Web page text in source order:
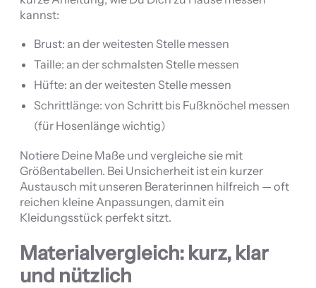
kannst:
Brust: an der weitesten Stelle messen
Taille: an der schmalsten Stelle messen
Hüfte: an der weitesten Stelle messen
Schrittlänge: von Schritt bis Fußknöchel messen
(für Hosenlänge wichtig)
Notiere Deine Maße und vergleiche sie mit
Größentabellen. Bei Unsicherheit ist ein kurzer
Austausch mit unseren Beraterinnen hilfreich — oft
reichen kleine Anpassungen, damit ein
Kleidungsstück perfekt sitzt.
Materialvergleich: kurz, klar
und nützlich